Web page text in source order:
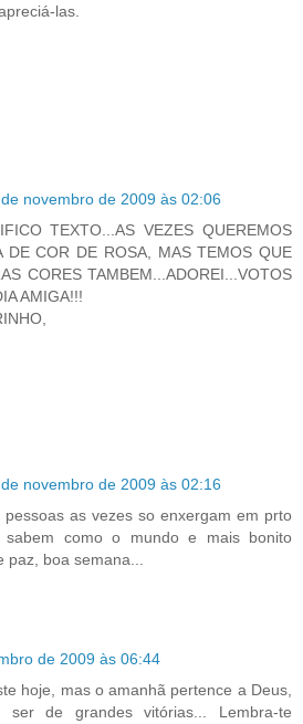
las.
novembro de 2009 às 02:06
TEXTO...AS VEZES QUEREMOS
DE COR DE ROSA, MAS TEMOS QUE
CORES TAMBEM...ADOREI...VOTOS
AMIGA!!!
novembro de 2009 às 02:16
pessoas as vezes so enxergam em prto
como o mundo e mais bonito
paz, boa semana...
de 2009 às 06:44
hoje, mas o amanhã pertence a Deus,
ser de grandes vitórias... Lembra-te